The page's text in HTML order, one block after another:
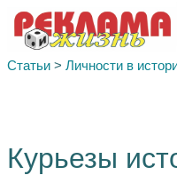
Статьи > Личности в
Курьезы